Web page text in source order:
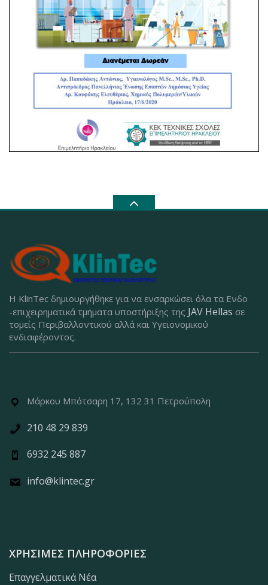
Η KlinTec δημιουργήθηκε για να ενσαρκώσει όλα τα Ενδο
-επιχειρηματικά τμήματα υποστήριξης της JAV Hellas σε
τομείς Περιβαλλοντικού αλλά και Υγειονομικού
ενδιαφέροντος.
Μάρκου Μπότσαρη 17, 132 31 Πετρούπολη
210 48 29 839
6932 245 887
info@klintec.gr
ΧΡΉΣΙΜΕΣ ΠΛΗΡΟΦΟΡΊΕΣ
Επαγγελματικά Νέα